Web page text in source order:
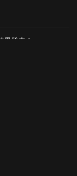
発表！